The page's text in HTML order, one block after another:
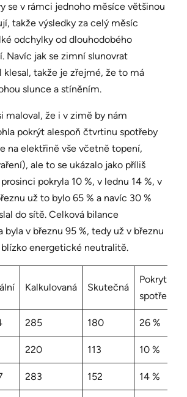
se v rámci jednoho měsíce většinou
takže výsledky za celý měsíc
odchylky od dlouhodobého
Navíc jak se zimní slunovrat
klesal, takže je zřejmé, že to má
slunce a stíněním.
maloval, že i v zimě by nám
pokrýt alespoň čtvrtinu spotřeby
na elektřině vše včetně topení,
ale to se ukázalo jako příliš
pokryla 10 %, v lednu 14 %, v
už to bylo 65 % a navíc 30 %
do sítě. Celková bilance
byla v březnu 95 %, tedy už v březnu
energetické neutralitě.
Kalkulovaná Skutečná
Pokrytí
spotřeby
285 180 26 %
220 113 10 %
283 152 14 %